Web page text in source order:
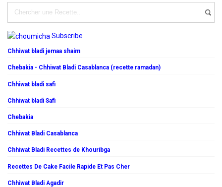
Subscribe
Chhiwat bladi jemaa shaim
Chebakia - Chhiwat Bladi Casablanca (recette ramadan)
Chhiwat bladi safi
Chhiwat bladi Safi
Chebakia
Chhiwat Bladi Casablanca
Chhiwat Bladi Recettes de Khouribga
Recettes De Cake Facile Rapide Et Pas Cher
Chhiwat Bladi Agadir